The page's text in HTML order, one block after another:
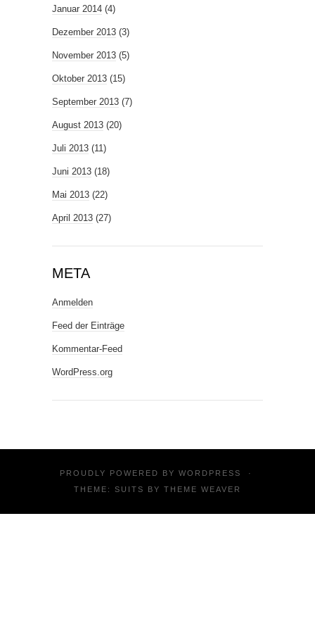
Januar 2014 (4)
Dezember 2013 (3)
November 2013 (5)
Oktober 2013 (15)
September 2013 (7)
August 2013 (20)
Juli 2013 (11)
Juni 2013 (18)
Mai 2013 (22)
April 2013 (27)
META
Anmelden
Feed der Einträge
Kommentar-Feed
WordPress.org
PROUDLY POWERED BY WORDPRESS
·
THEME: SUITS BY THEME WEAVER